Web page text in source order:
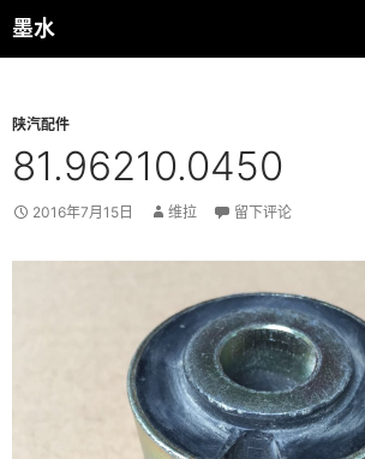
跳
至
墨水
搜
索
陕汽配件
81.96210.0450
2016年7月15日 维拉 留下评论